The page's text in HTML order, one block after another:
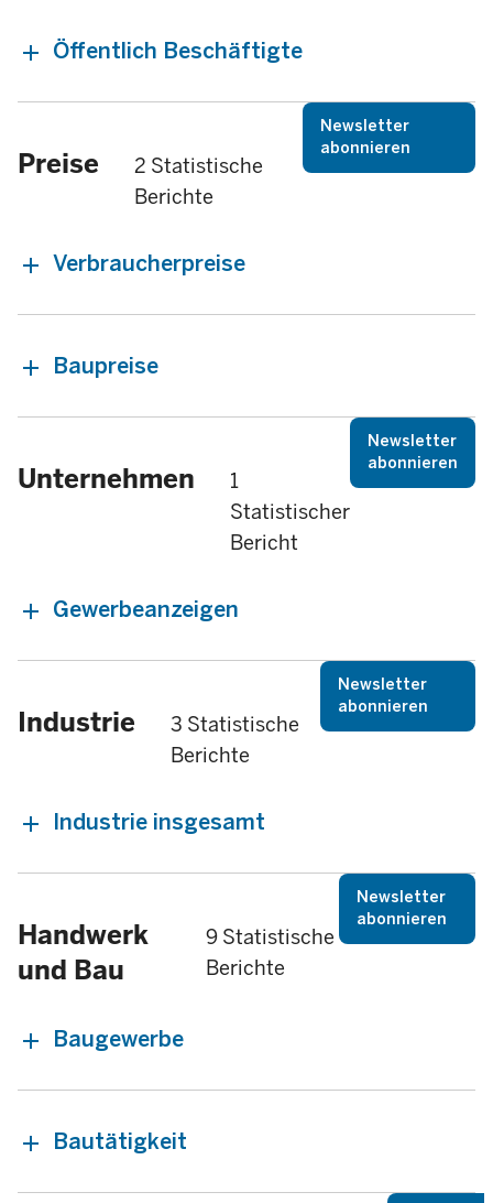
Öffentlich Beschäftigte
Preise
2 Statistische
Berichte
Newsletter
abonnieren
Verbraucherpreise
Baupreise
Unternehmen
1
Statistischer
Bericht
Newsletter
abonnieren
Gewerbeanzeigen
Industrie
3 Statistische
Berichte
Newsletter
abonnieren
Industrie insgesamt
Handwerk
und Bau
9 Statistische
Berichte
Newsletter
abonnieren
Baugewerbe
Bautätigkeit